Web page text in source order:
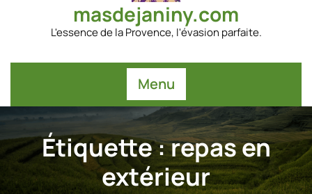
masdejaniny.com
L'essence de la Provence, l'évasion parfaite.
Menu
Étiquette :repas en
extérieur